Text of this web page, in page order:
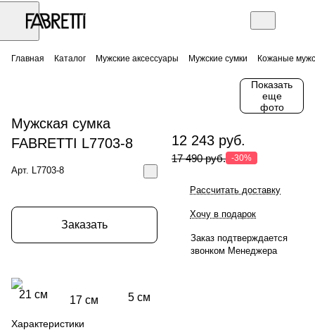
Главная Каталог Мужские аксессуары Мужские сумки Кожаные
Показать
еще
фото
Мужская сумка
FABRETTI L7703-8
Арт. L7703-8
Заказать
17 см 5 см
21 см
Характеристики
12 243 руб.
17 490 руб. -30%
Рассчитать доставку
Хочу в подарок
Заказ подтверждается
звонком Менеджера